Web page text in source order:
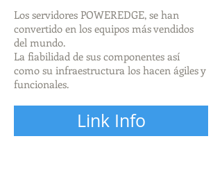
Los servidores POWEREDGE, se han
convertido en los equipos más vendidos
del mundo.
La fiabilidad de sus componentes así
como su infraestructura los hacen ágiles y
funcionales.
Link Info